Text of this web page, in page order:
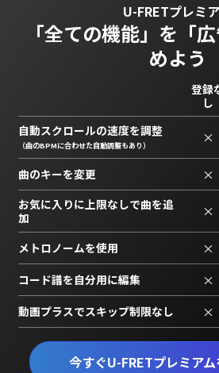
U-FRETプレミ
「全ての機能」を 「
めよう
今すぐU-FRETプレミア
登録
し
自動スクロールの速度を調整
（曲のBPMに合わせた自動調整もあり） ×
曲のキーを変更 ×
お気に入りに上限なしで曲を追
加
×
メトロノームを使用 ×
コード譜を自分用に編集 ×
動画プラスでスキップ制限なし ×